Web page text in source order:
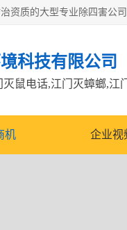
科技有限公司
机 企业视